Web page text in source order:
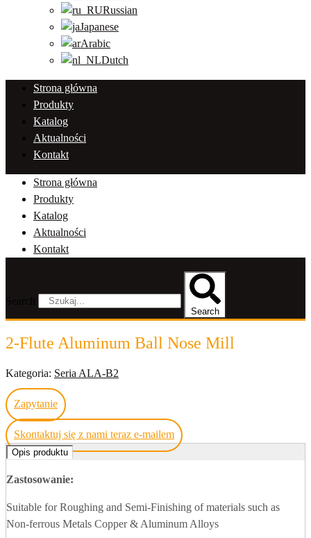
Russian
Japanese
Arabic
Dutch
Strona główna
Produkty
Katalog
Aktualności
Kontakt
Strona główna
Produkty
Katalog
Aktualności
Kontakt
Search
2-Flute Aluminum Ball Nose Mill
Kategoria: Seria ALA-B2
Zapytanie
Skontaktuj się z nami teraz e-mailem
Opis produktu
Zastosowanie:
Suitable for Roughing and Semi-Finishing of materials such as
Non-ferrous Metals Copper & Aluminum Alloys